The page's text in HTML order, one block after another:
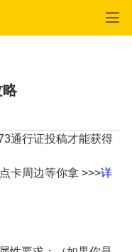
略
通行证投稿才能获得
卡周边等你拿 >>>详